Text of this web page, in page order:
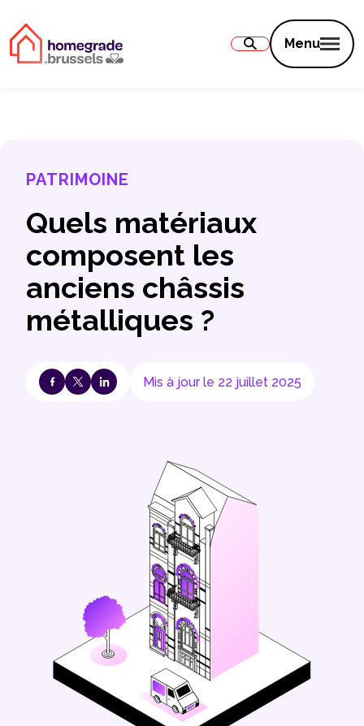
Menu
PATRIMOINE
Quels matériaux
composent les
anciens châssis
métalliques ?
Mis à jour le 22 juillet 2025